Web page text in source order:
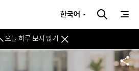
오늘 하루 보지 않기
한국어